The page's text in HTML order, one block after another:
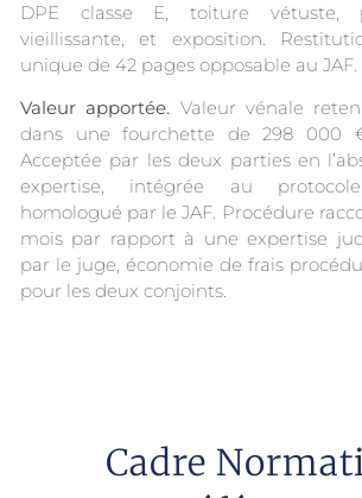
DPE classe E, toiture vétuste,
vieillissante, et exposition.
unique de 42 pages opposable au JAF.
Valeur apportée. Valeur vénale
dans une fourchette de 298 000
Acceptée par les deux parties en
expertise, intégrée au
homologué par le JAF. Procédure
mois par rapport à une expertise
par le juge, économie de frais
pour les deux conjoints.
Cadre